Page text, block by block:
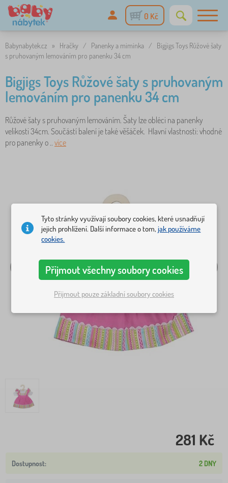
0 Kč
Babynabytek.cz » Hračky / Panenky a miminka /
Bigjigs Toys Růžové šaty
s pruhovaným lemováním pro panenku 34 cm
Bigjigs Toys Růžové šaty s pruhovaným
lemováním pro panenku 34 cm
Růžové šaty s pruhovaným lemováním. Šaty lze obléci na panenky
velikosti 34cm. Součástí balení je také věšáček. Hlavní vlastnosti: vhodné
pro panenky o .. více
281 Kč
2 DNY
Tyto stránky využívají soubory cookies, které usnadňují
jejich prohlížení. Další informace o tom,jak používáme
cookies.
Přijmout všechny soubory cookies
Přijmout pouze základní soubory cookies